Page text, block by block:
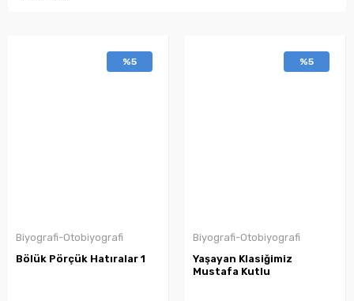
%5
Biyografi-Otobiyografi
Bölük Pörçük Hatıralar 1
%5
Biyografi-Otobiyografi
Yaşayan Klasiğimiz
Mustafa Kutlu